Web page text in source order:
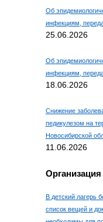
Об
инфекциям,
25.06.2026
Об
инфекциям,
18.06.2026
Снижение
педикулезом на
Новосибирской
11.06.2026
В детский лагерь
список вещей и